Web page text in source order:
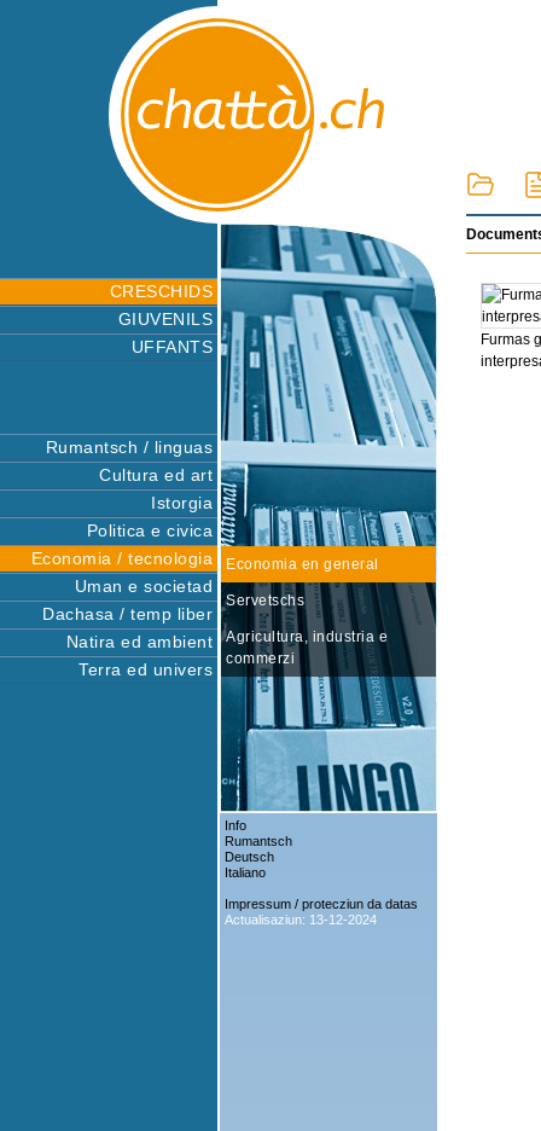
CRESCHIDS
GIUVENILS
UFFANTS
Rumantsch / linguas
Cultura ed art
Istorgia
Politica e civica
Economia / tecnologia
Economia en general
Servetschs
Agricultura, industria e
commerzi
Uman e societad
Dachasa / temp liber
Natira ed ambient
Terra ed univers
Info
Rumantsch
Deutsch
Italiano
Impressum / protecziun da datas
Actualisaziun: 13-12-2024
Furmas